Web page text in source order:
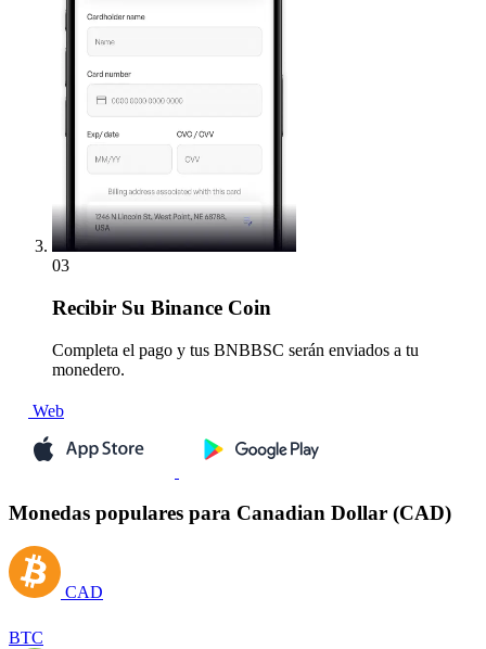
03
Recibir Su Binance Coin
Completa el pago y tus BNBBSC serán enviados a tu
monedero.
Web
Monedas populares para Canadian Dollar (CAD)
CAD
BTC